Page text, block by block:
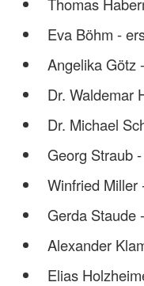
Eva Böhm -
Angelika Götz
Dr. Waldemar
Dr. Michael
Georg Straub
Winfried Miller
Gerda Staude
Alexander
Elias